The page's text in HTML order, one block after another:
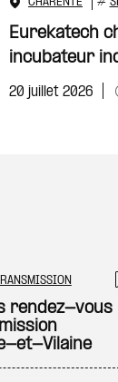
à
Eurekatech
incubateur
20 juillet 2026
rendez-vous
et-Vilaine